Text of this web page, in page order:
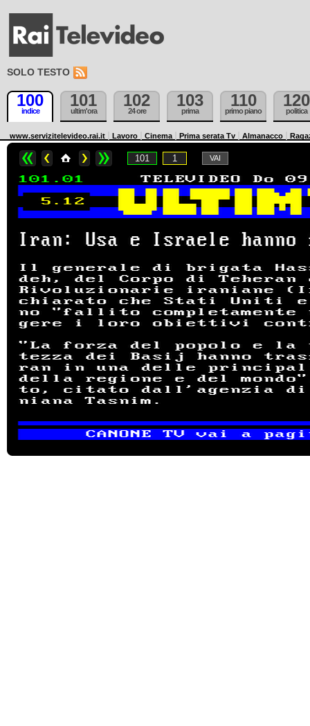
SOLO TESTO
100
indice
101
ultim'ora
102
24 ore
103
prima
110
primo piano
120
politica
www.servizitelevideo.rai.it Lavoro Cinema Prima serata Tv Almanacco